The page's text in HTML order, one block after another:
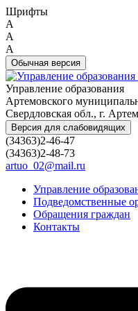
Шрифты
A
A
A
Обычная версия
Управление образования
Артемовского
Свердловская обл., г.
Версия для слабовидящих
(34363)2-46-47
(34363)2-48-73
artuo_02@mail.ru
Управление
Подведомственные
Обращения граждан
Контакты